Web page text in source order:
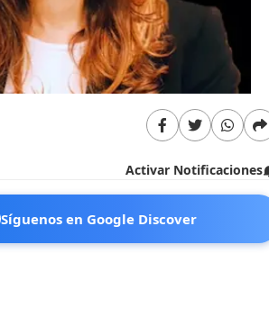
Activar Notificaciones
Síguenos en Google Discover